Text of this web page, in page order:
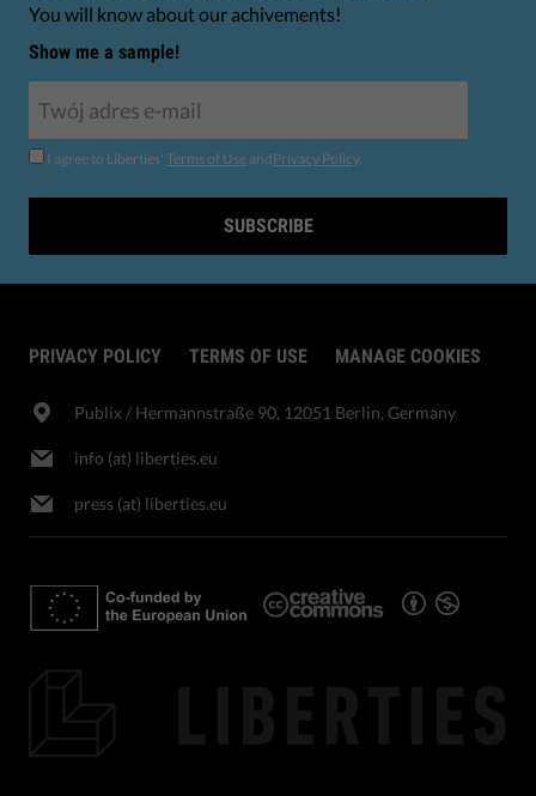
You will know about our achivements!
Show me a sample!
I agree to Liberties' Terms of Use andPrivacy Policy.
SUBSCRIBE
PRIVACY POLICY TERMS OF USE MANAGE COOKIES
Publix​ / Hermannstraße 90, 12051 Berlin, Germany
info (at) liberties.eu
press (at) liberties.eu